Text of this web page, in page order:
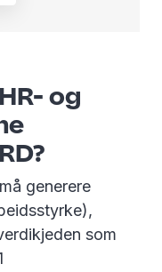
og
generere
som